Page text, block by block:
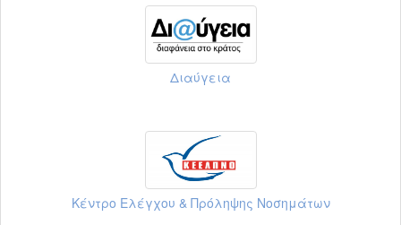
Διαύγεια
Κέντρο Ελέγχου & Πρόληψης Νοσημάτων